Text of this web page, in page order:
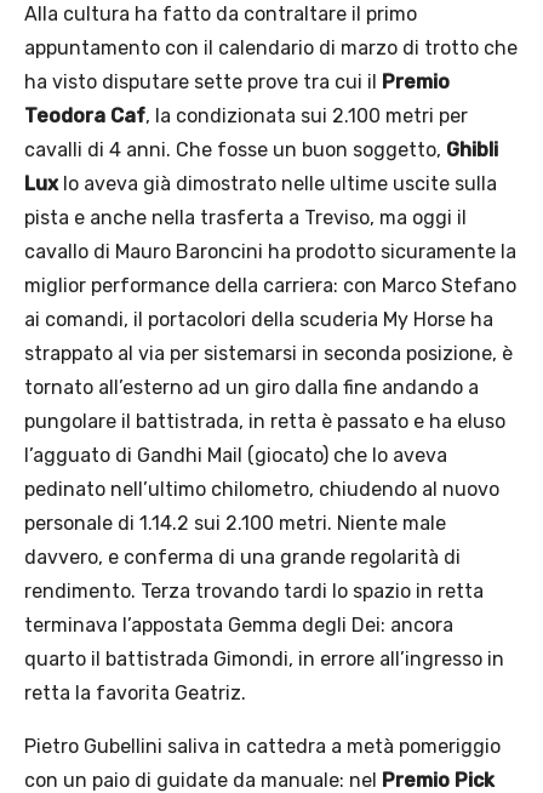
Alla cultura ha fatto da contraltare il primo
appuntamento con il calendario di marzo di trotto che
ha visto disputare sette prove tra cui il Premio
Teodora Caf, la condizionata sui 2.100 metri per
cavalli di 4 anni. Che fosse un buon soggetto, Ghibli
Lux lo aveva già dimostrato nelle ultime uscite sulla
pista e anche nella trasferta a Treviso, ma oggi il
cavallo di Mauro Baroncini ha prodotto sicuramente la
miglior performance della carriera: con Marco Stefano
ai comandi, il portacolori della scuderia My Horse ha
strappato al via per sistemarsi in seconda posizione, è
tornato all’esterno ad un giro dalla fine andando a
pungolare il battistrada, in retta è passato e ha eluso
l’agguato di Gandhi Mail (giocato) che lo aveva
pedinato nell’ultimo chilometro, chiudendo al nuovo
personale di 1.14.2 sui 2.100 metri. Niente male
davvero, e conferma di una grande regolarità di
rendimento. Terza trovando tardi lo spazio in retta
terminava l’appostata Gemma degli Dei: ancora
quarto il battistrada Gimondi, in errore all’ingresso in
retta la favorita Geatriz.
Pietro Gubellini saliva in cattedra a metà pomeriggio
con un paio di guidate da manuale: nel Premio Pick